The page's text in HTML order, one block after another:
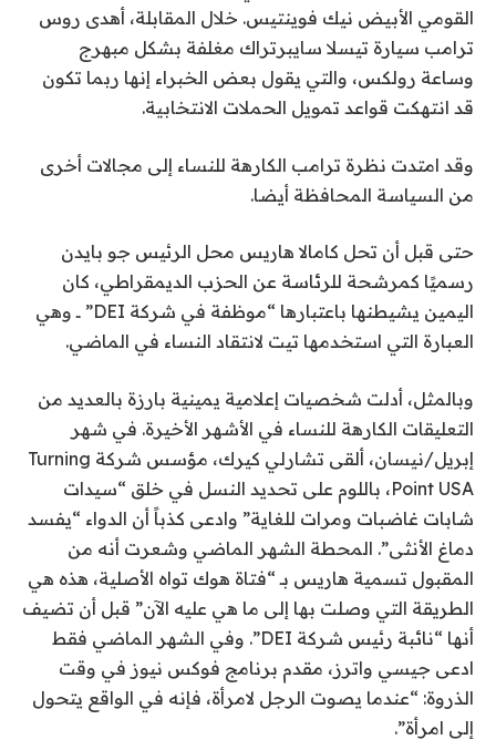
القومي الأبيض نيك فوينتيس. خلال المقابلة، أهدى روس
ترامب سيارة تيسلا سايبرتراك مغلفة بشكل مبهرج
وساعة رولكس، والتي يقول بعض الخبراء إنها ربما تكون
قد انتهكت قواعد تمويل الحملات الانتخابية.
وقد امتدت نظرة ترامب الكارهة للنساء إلى مجالات أخرى
من السياسة المحافظة أيضا.
حتى قبل أن تحل كامالا هاريس محل الرئيس جو بايدن
رسميًا كمرشحة للرئاسة عن الحزب الديمقراطي، كان
اليمين يشيطنها باعتبارها “موظفة في شركة DEI” ــ وهي
العبارة التي استخدمها تيت لانتقاد النساء في الماضي.
وبالمثل، أدلت شخصيات إعلامية يمينية بارزة بالعديد من
التعليقات الكارهة للنساء في الأشهر الأخيرة. في شهر
إبريل/نيسان، ألقى تشارلي كيرك، مؤسس شركة Turning
Point USA، باللوم على تحديد النسل في خلق “سيدات
شابات غاضبات ومرات للغاية” وادعى كذباً أن الدواء “يفسد
دماغ الأنثى”. المحطة الشهر الماضي وشعرت أنه من
المقبول تسمية هاريس بـ “فتاة هوك تواه الأصلية، هذه هي
الطريقة التي وصلت بها إلى ما هي عليه الآن” قبل أن تضيف
أنها “نائبة رئيس شركة DEI”. وفي الشهر الماضي فقط
ادعى جيسي واترز، مقدم برنامج فوكس نيوز في وقت
الذروة: “عندما يصوت الرجل لامرأة، فإنه في الواقع يتحول
إلى امرأة”.